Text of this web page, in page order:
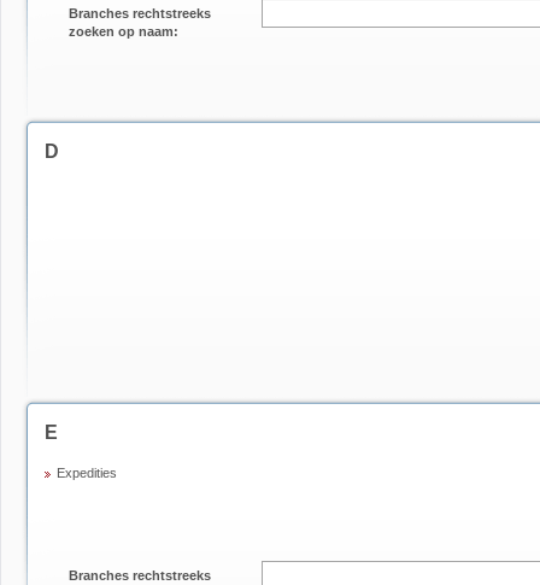
Branches rechtstreeks
zoeken op naam:
D
E
Expedities
Branches rechtstreeks